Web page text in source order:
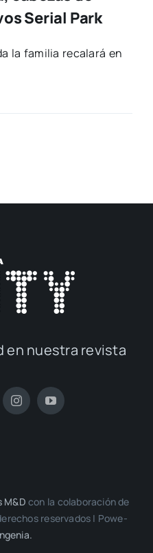
Serial Park
la fami­lia reca­la­rá en
en nues­tra revis­ta
M&D con la cola­bo­ra­ción de
reser­va­dos | Powe­